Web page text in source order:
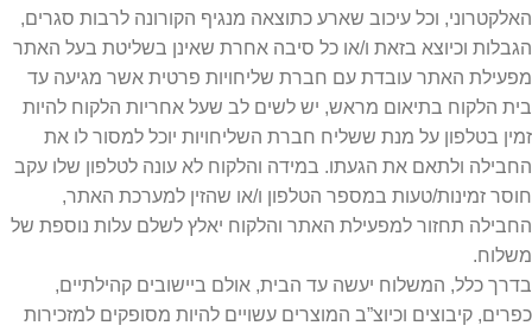
האלקטרוני, וכל עיכוב שארע כתוצאה מנגיף הקורונה לרבות סגרים,
הגבלות וכיוצא בזאת ו/או כל סיבה אחרת שאינן בשליטת בעל האתר
מפעילת האתר עובדת עם חברת שליחויות פרטית אשר מגיעה עד
בית הלקוח בתיאום מראש, יש לשים לב שעל אחריות הלקוח להיות
זמין בטלפון על מנת ששליח חברת השליחויות יוכל למסור לו את
החבילה ולתאם את הגעתו. במידה והלקוח לא עונה לטלפון שלו עקב
חוסר זמינות/טעות במספר הטלפון ו/או שהזין למערכת האתר,
החבילה תחזור למפעילת האתר והלקוח יאלץ לשלם עלות נוספת של
משלוח.
בדרך כלל, המשלוח יעשה עד הבית, אולם ביישובים קהילתיים,
כפרים, קיבוצים וכיוצ”ב המוצרים עשויים להיות מסופקים למזכירות